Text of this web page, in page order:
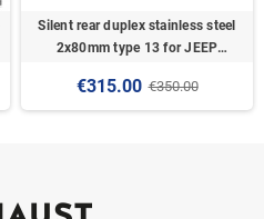
Silent rear duplex stainless steel
2x80mm type 13 for JEEP
€315.00 €350.00